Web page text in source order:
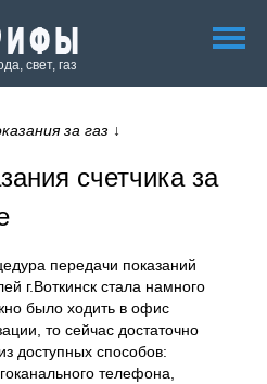
свет, газ
за газ ↓
счетчика за
передачи показаний
г.Воткинск стала намного
было ходить в офис
то сейчас достаточно
доступных способов:
телефона,